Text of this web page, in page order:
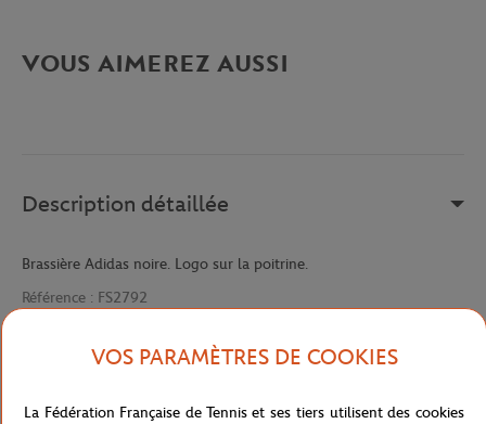
VOUS AIMEREZ AUSSI
Description détaillée
Brassière Adidas noire. Logo sur la poitrine.
Référence : FS2792
VOS PARAMÈTRES DE COOKIES
La Fédération Française de Tennis et ses tiers utilisent des cookies